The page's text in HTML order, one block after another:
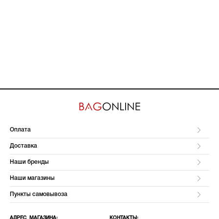
Оплата
Доставка
Наши бренды
Наши магазины
Пункты самовывоза